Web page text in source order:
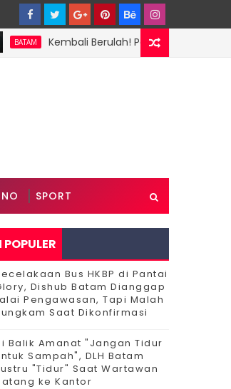
Kembali Berulah! Pengusaha Tersangka
SPORT
Bus HKBP di Pantai
Dishub Batam Dianggap
Pengawasan, Tapi Malah
Saat Dikonfirmasi
Balik Amanat "Jangan Tidur
Sampah", DLH Batam
"Tidur" Saat Wartawan
ke Kantor